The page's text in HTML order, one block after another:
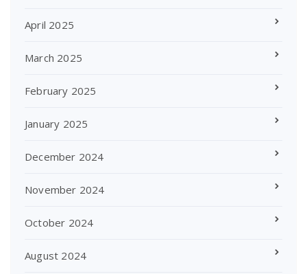
April 2025
March 2025
February 2025
January 2025
December 2024
November 2024
October 2024
August 2024